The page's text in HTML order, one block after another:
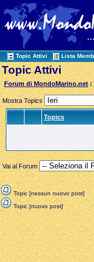
Topic Attivi Lista
Topic Attivi
Forum di MondoMarino.net :
Mostra Topics
Topics
Vai al Forum
Topic [nessun nuovo post]
Topic [nuovo post]